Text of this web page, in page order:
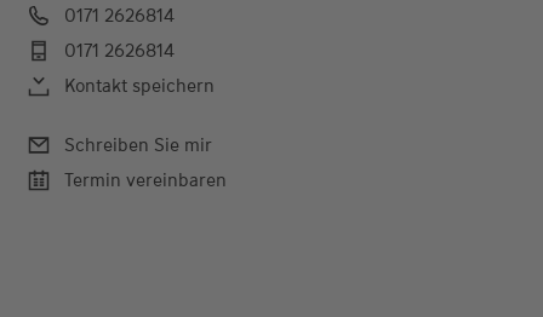
0171 2626814
0171 2626814
Kontakt speichern
Schreiben Sie mir
Termin vereinbaren